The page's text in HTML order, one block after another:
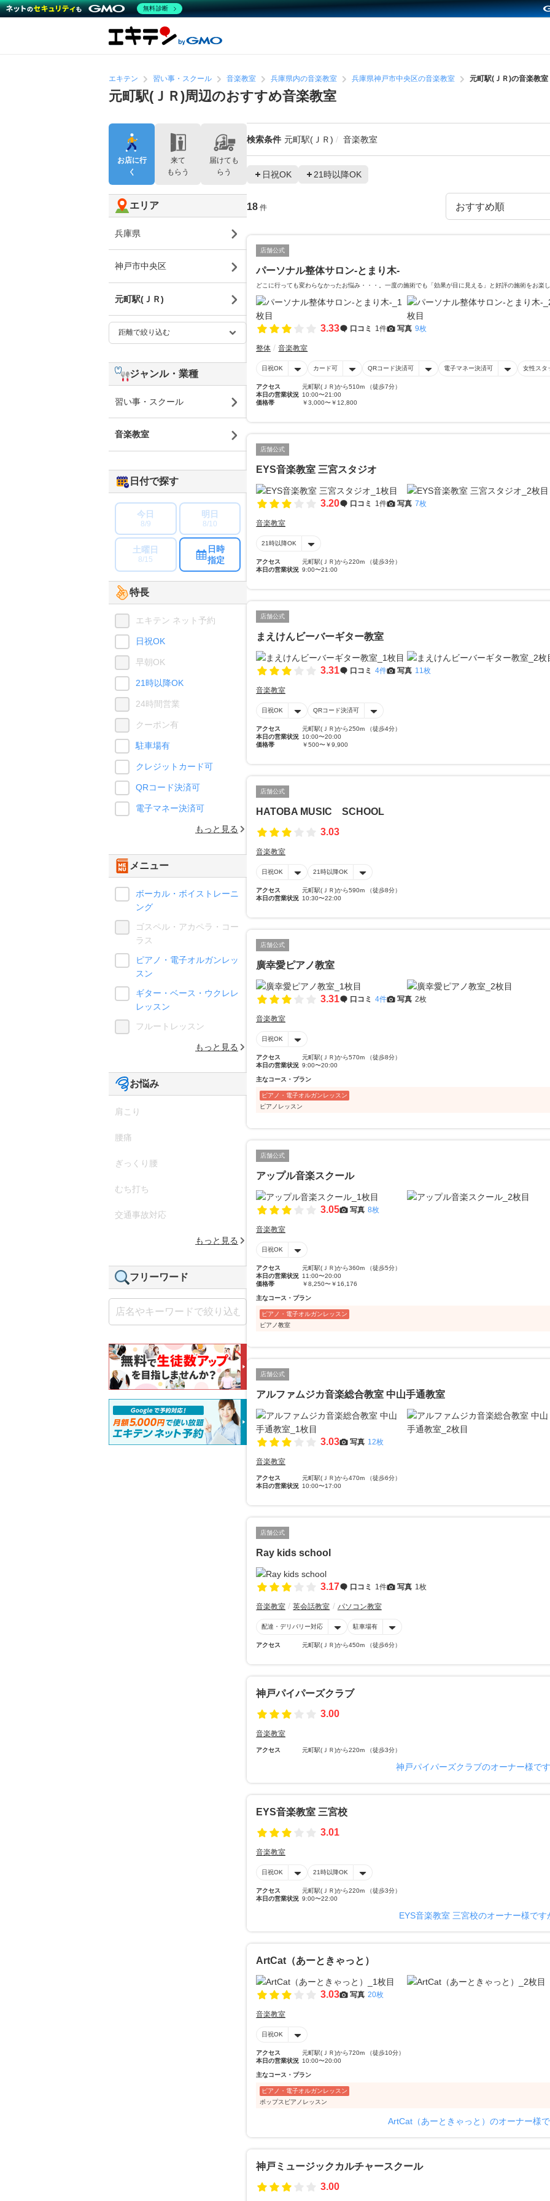
エキテン 習い事・スクール 音楽教室 兵庫県内の音楽教室 兵庫県神戸市中央区の音楽教室 元町駅(ＪＲ)の音楽教室
元町駅(ＪＲ)周辺のおすすめ音楽教室
検索条件 元町駅(ＪＲ) 音楽教室
日祝OK 21時以降OK
18 件
店舗公式
パーソナル整体サロン-とまり木-
どこに行っても変わらなかったお悩み・・・。一度の施術でも「効果が目に見える」と好評の施術をお楽
3.33 口コミ 1件 写真 9枚
整体 音楽教室
日祝OK カード可 QRコード決済可 電子マネー決済可 女性スタ
アクセス
元町駅(ＪＲ)から510m （徒歩7分）
本日の営業状況 10:00〜21:00
価格帯
￥3,000〜￥12,800
店舗公式
EYS音楽教室 三宮スタジオ
3.20 口コミ 1件 写真 7枚
音楽教室
21時以降OK
アクセス
元町駅(ＪＲ)から220m （徒歩3分）
本日の営業状況 9:00〜21:00
店舗公式
まえけんビーバーギター教室
3.31 口コミ 4件 写真 11枚
音楽教室
日祝OK QRコード決済可
アクセス
元町駅(ＪＲ)から250m （徒歩4分）
本日の営業状況 10:00〜20:00
価格帯
￥500〜￥9,900
店舗公式
HATOBA MUSIC SCHOOL
3.03
音楽教室
日祝OK 21時以降OK
アクセス
元町駅(ＪＲ)から590m （徒歩8分）
本日の営業状況 10:30〜22:00
店舗公式
廣幸愛ピアノ教室
3.31 口コミ 4件 写真 2枚
音楽教室
日祝OK
アクセス
元町駅(ＪＲ)から570m （徒歩8分）
本日の営業状況 9:00〜20:00
主なコース・プラン
ピアノ・電子オルガンレッスン
ピアノレッスン
店舗公式
アップル音楽スクール
3.05 写真 8枚
音楽教室
日祝OK
アクセス
元町駅(ＪＲ)から360m （徒歩5分）
本日の営業状況 11:00〜20:00
価格帯
￥8,250〜￥16,176
主なコース・プラン
ピアノ・電子オルガンレッスン
ピアノ教室
店舗公式
アルファムジカ音楽総合教室 中山手通教室
3.03 写真 12枚
音楽教室
アクセス
元町駅(ＪＲ)から470m （徒歩6分）
本日の営業状況 10:00〜17:00
店舗公式
Ray kids school
3.17 口コミ 1件 写真 1枚
音楽教室 英会話教室 パソコン教室
配達・デリバリー対応 駐車場有
アクセス 元町駅(ＪＲ)から450m （徒歩6分）
神戸パイパーズクラブ
3.00
音楽教室
アクセス 元町駅(ＪＲ)から220m （徒歩3分）
神戸パイパーズクラブのオーナー様で
EYS音楽教室 三宮校
3.01
音楽教室
日祝OK 21時以降OK
アクセス
元町駅(ＪＲ)から220m （徒歩3分）
本日の営業状況 9:00〜22:00
EYS音楽教室 三宮校のオーナー様です
ArtCat（あーときゃっと）
3.03 写真 20枚
音楽教室
日祝OK
アクセス
元町駅(ＪＲ)から720m （徒歩10分）
本日の営業状況 10:00〜20:00
主なコース・プラン
ピアノ・電子オルガンレッスン
ポップスピアノレッスン
ArtCat（あーときゃっと）のオーナー様
神戸ミュージックカルチャースクール
3.00
お店に行
く
来て
もらう
届けても
らう
エリア
兵庫県
神戸市中央区
元町駅(ＪＲ)
ジャンル・業種
習い事・スクール
音楽教室
日付で探す
今日
8/9
明日
8/10
土曜日
8/15
日時
指定
特長
エキテン ネット予約
日祝OK
早朝OK
21時以降OK
24時間営業
クーポン有
駐車場有
クレジットカード可
QRコード決済可
電子マネー決済可
もっと見る
メニュー
ボーカル・ボイストレーニ
ング
ゴスペル・アカペラ・コー
ラス
ピアノ・電子オルガンレッ
スン
ギター・ベース・ウクレレ
レッスン
フルートレッスン
もっと見る
お悩み
肩こり
腰痛
ぎっくり腰
むち打ち
交通事故対応
もっと見る
フリーワード
無料診断